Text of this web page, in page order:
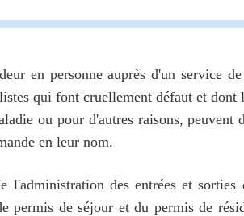
en personne auprès d'un service
qui font cruellement défaut et dont
ou pour d'autres raisons, peuvent
en leur nom.
des entrées et
permis de séjour et du permis de